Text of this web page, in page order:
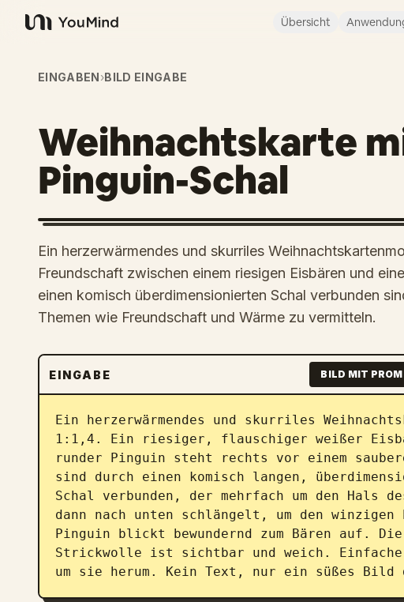
YouMind
Übersicht
EINGABEN›BILD EINGABE
Weihnachtskarte
Pinguin-Schal
Ein herzerwärmendes und skurriles
Freundschaft zwischen einem riesigen Eisbären und
einen komisch überdimensionierten Schal verbunden
Themen wie Freundschaft und Wärme zu vermitteln.
EINGABE BILD MIT
Ein herzerwärmendes und skurriles
1:1,4. Ein riesiger, flauschiger weißer
runder Pinguin steht rechts vor einem
sind durch einen komisch langen,
Schal verbunden, der mehrfach um den Hals
dann nach unten schlängelt, um den
Pinguin blickt bewundernd zum Bären auf.
Strickwolle ist sichtbar und weich.
um sie herum. Kein Text, nur ein süßes Bild